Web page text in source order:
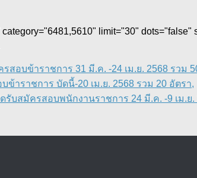
limit="30"
อบข้าราชการ 31 มี.ค. -24 เม.ย. 2568 รวม
ข้าราชการ บัดนี้-20 เม.ย. 2568 รวม 20 อัตรา,
รับสมัครสอบพนักงานราชการ 24 มี.ค. -9 เม.ย.